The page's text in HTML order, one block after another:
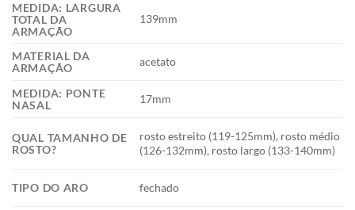
MEDIDA: LARGURA
TOTAL DA
ARMAÇÃO
139mm
MATERIAL DA
ARMAÇÃO
acetato
MEDIDA: PONTE
NASAL
17mm
QUAL TAMANHO DE
ROSTO?
rosto estreito (119-125mm), rosto médio
(126-132mm), rosto largo (133-140mm)
TIPO DO ARO fechado